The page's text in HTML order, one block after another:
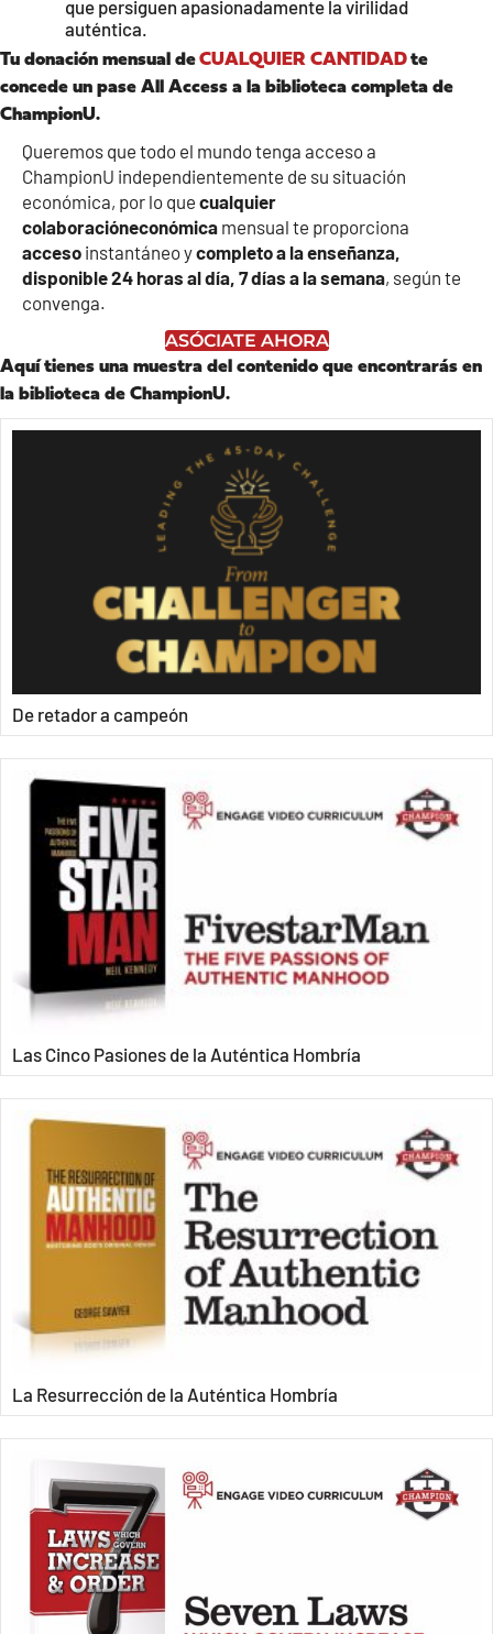
que persiguen apasionadamente la virilidad
auténtica.
Tu donación mensual deCUALQUIER CANTIDADte
concede un pase All Access a la biblioteca completa de
ChampionU.
Queremos que todo el mundo tenga acceso a
ChampionU independientemente de su situación
económica, por lo que cualquier
colaboracióneconómica mensual te proporciona
acceso instantáneo ycompleto a la enseñanza,
disponible 24 horas al día, 7 días a la semana, según te
convenga.
ASÓCIATE AHORA
Aquí tienes una muestra del contenido que encontrarás en
la biblioteca de ChampionU.
De retador a campeón
Las Cinco Pasiones de la Auténtica Hombría
La Resurrección de la Auténtica Hombría